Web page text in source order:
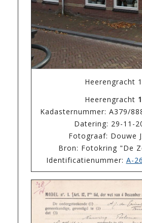
Heerengracht 1
Heerengracht 1
Kadasternummer: A379/
Datering: 29-11-
Fotograaf: Douwe
Bron: Fotokring "De
Identificatienummer: A-